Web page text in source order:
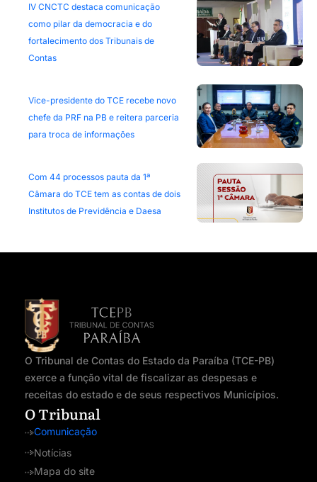
IV CNCTC destaca comunicação
como pilar da democracia e do
fortalecimento dos Tribunais de
Contas
Vice-presidente do TCE recebe novo
chefe da PRF na PB e reitera parceria
para troca de informações
Com 44 processos pauta da 1ª
Câmara do TCE tem as contas de dois
Institutos de Previdência e Daesa
O Tribunal de Contas do Estado da Paraíba (TCE-PB)
exerce a função vital de fiscalizar as despesas e
receitas do estado e de seus respectivos Municípios.
O Tribunal
Comunicação
Notícias
Mapa do site